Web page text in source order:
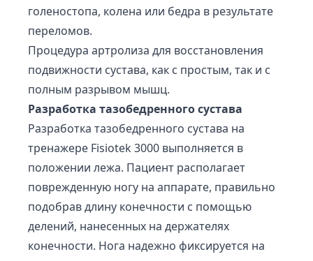
голеностопа, колена или бедра в результате
переломов.
Процедура артролиза для восстановления
подвижности сустава, как с простым, так и с
полным разрывом мышц.
Разработка тазобедренного сустава
Разработка тазобедренного сустава на
тренажере Fisiotek 3000 выполняется в
положении лежа. Пациент располагает
поврежденную ногу на аппарате, правильно
подобрав длину конечности с помощью
делений, нанесенных на держателях
конечности. Нога надежно фиксируется на